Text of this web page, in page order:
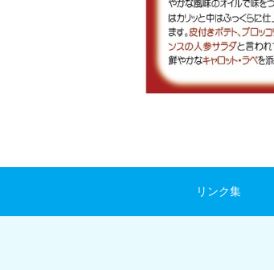
リンク集